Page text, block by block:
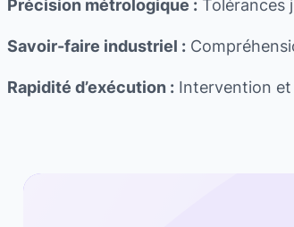
Précision métrologique : Tolérances
Savoir-faire industriel :
Rapidité d’exécution : Intervention et